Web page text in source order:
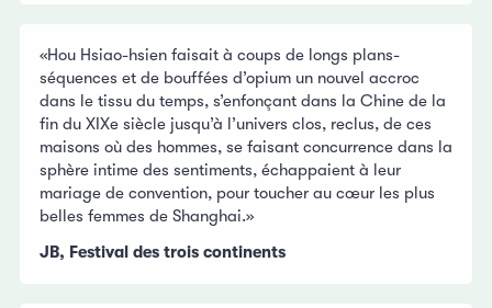
«Hou Hsiao-hsien faisait à coups de longs plans-
séquences et de bouffées d’opium un nouvel accroc
dans le tissu du temps, s’enfonçant dans la Chine de la
fin du XIXe siècle jusqu’à l’univers clos, reclus, de ces
maisons où des hommes, se faisant concurrence dans la
sphère intime des sentiments, échappaient à leur
mariage de convention, pour toucher au cœur les plus
belles femmes de Shanghai.»
JB, Festival des trois continents